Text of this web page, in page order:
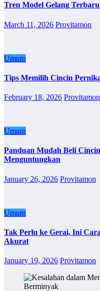
Tren Model Gelang
March 11, 2026 Provitamon
Umum
Tips Memilih Cincin
February 18, 2026 Provitamon
Umum
Panduan Mudah Beli
Menguntungkan
January 26, 2026 Provitamon
Umum
Tak Perlu ke Gerai, Ini
Akurat
January 19, 2026 Provitamon